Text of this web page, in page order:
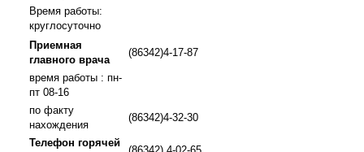
Время работы:
круглосуточно
Приемная
главного врача
(86342)4-17-87
время работы : пн-
пт 08-16
по факту
нахождения
(86342)4-32-30
Телефон горячей